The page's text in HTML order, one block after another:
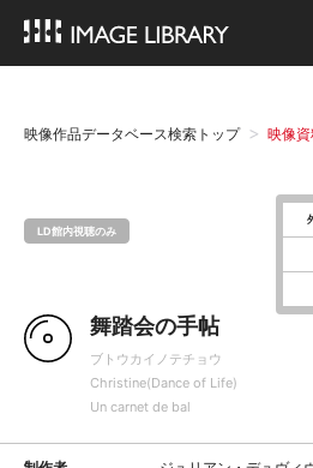
映像作品データベース検索トップ 映像
LD館内視聴のみ
舞踏会の手帖
ブトウカイノテチョウ
Christine(Dance of Life)
Un carnet de bal